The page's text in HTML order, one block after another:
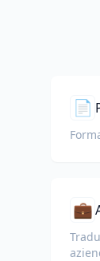
📄
💼